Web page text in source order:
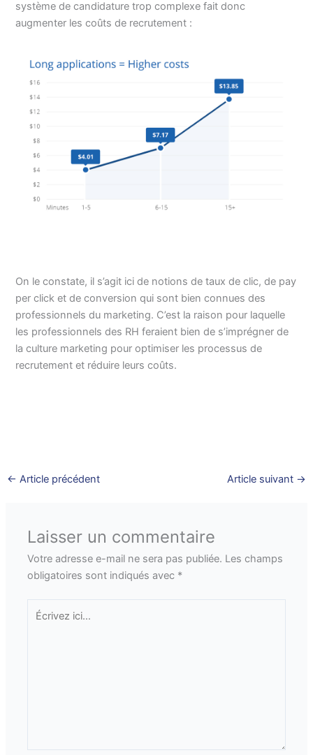
système de candidature trop complexe fait donc
augmenter les coûts de recrutement :
On le constate, il s’agit ici de notions de taux de clic, de pay
per click et de conversion qui sont bien connues des
professionnels du marketing. C’est la raison pour laquelle
les professionnels des RH feraient bien de s’imprégner de
la culture marketing pour optimiser les processus de
recrutement et réduire leurs coûts.
← Article précédent Article suivant →
Laisser un commentaire
Votre adresse e-mail ne sera pas publiée. Les champs
obligatoires sont indiqués avec *
Écrivez
ici…